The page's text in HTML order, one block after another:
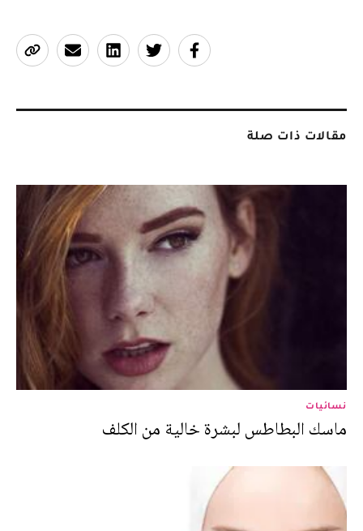
مقالات ذات صلة
نسائيات
ماسك البطاطس لبشرة خالية من الكلف